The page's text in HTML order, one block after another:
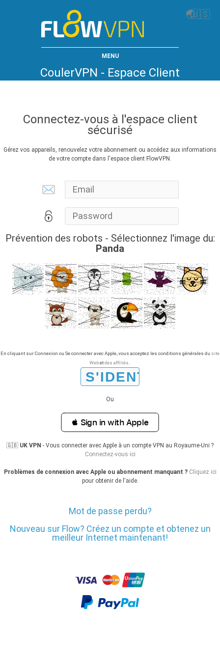
🌏🇺🇸
MENU
CoulerVPN - Espace Client
Connectez-vous à l'espace client
sécurisé
Gérez vos appareils, renouvelez votre abonnement ou accédez aux informations
de votre compte dans l'espace client FlowVPN.
Prévention des robots - Sélectionnez l'image du:
Panda
En cliquant sur Connexion ou Se connecter avec Apple, vous acceptez les conditions générales du site
Webetdes affiliés
Ou
 Sign in with Apple
🇬🇧 UK VPN - Vous connecter avec Apple à un compte VPN au Royaume-Uni ?
Connectez-vous ici
Problèmes de connexion avec Apple ou abonnement manquant ? Cliquez ici
pour obtenir de l'aide.
Mot de passe perdu?
Nouveau sur Flow? Créez un compte et obtenez un
meilleur Internet maintenant!